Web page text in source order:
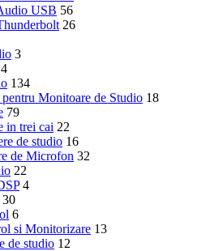
USB 56
26
3
134
Monitoare de Studio 18
79
in trei cai 22
de studio 16
de Microfon 32
22
4
30
6
si Monitorizare 13
de studio 12